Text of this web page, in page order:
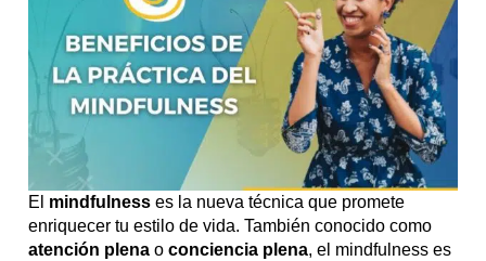
El mindfulness es la nueva técnica que promete
enriquecer tu estilo de vida. También conocido como
atención plena oconciencia plena, el mindfulness es